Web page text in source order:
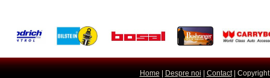
Home Despre noi Contact| Copyright